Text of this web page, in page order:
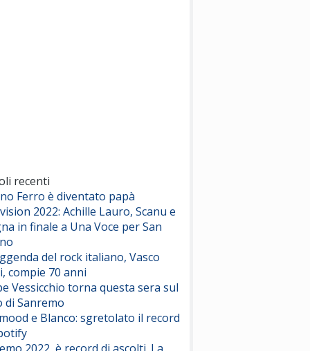
(Olivia Dean)
Serenamente
(Juli)
recenti
Ferro è diventato papà
2022: Achille Lauro, Scanu e
in finale a Una Voce per San
del rock italiano, Vasco
compie 70 anni
Vessicchio torna questa sera sul
di Sanremo
e Blanco: sgretolato il record